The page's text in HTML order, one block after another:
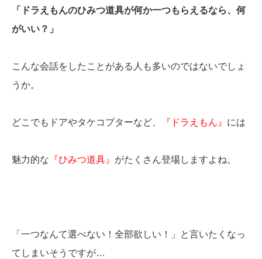
「ドラえもんのひみつ道具が何か一つもらえるなら、何
がいい？」
こんな会話をしたことがある人も多いのではないでしょ
うか。
どこでもドアやタケコプターなど、 『ドラえもん』 には
魅力的な 『ひみつ道具』 がたくさん登場しますよね。
「一つなんて選べない！全部欲しい！」と言いたくなっ
てしまいそうですが…